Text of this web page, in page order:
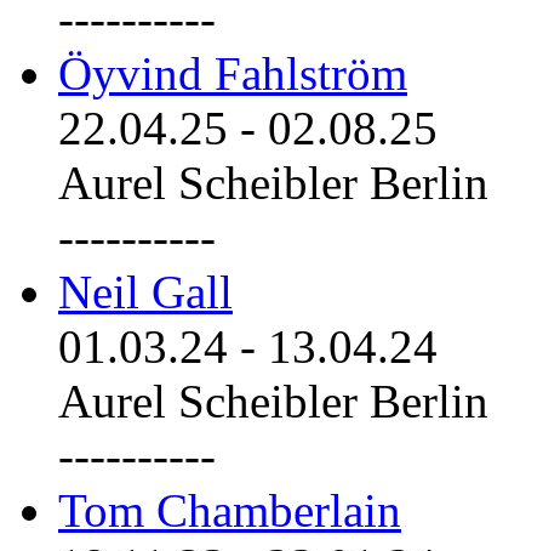
----------
Öyvind Fahlström
22.04.25 - 02.08.25
Aurel Scheibler Berlin
----------
Neil Gall
01.03.24 - 13.04.24
Aurel Scheibler Berlin
----------
Tom Chamberlain